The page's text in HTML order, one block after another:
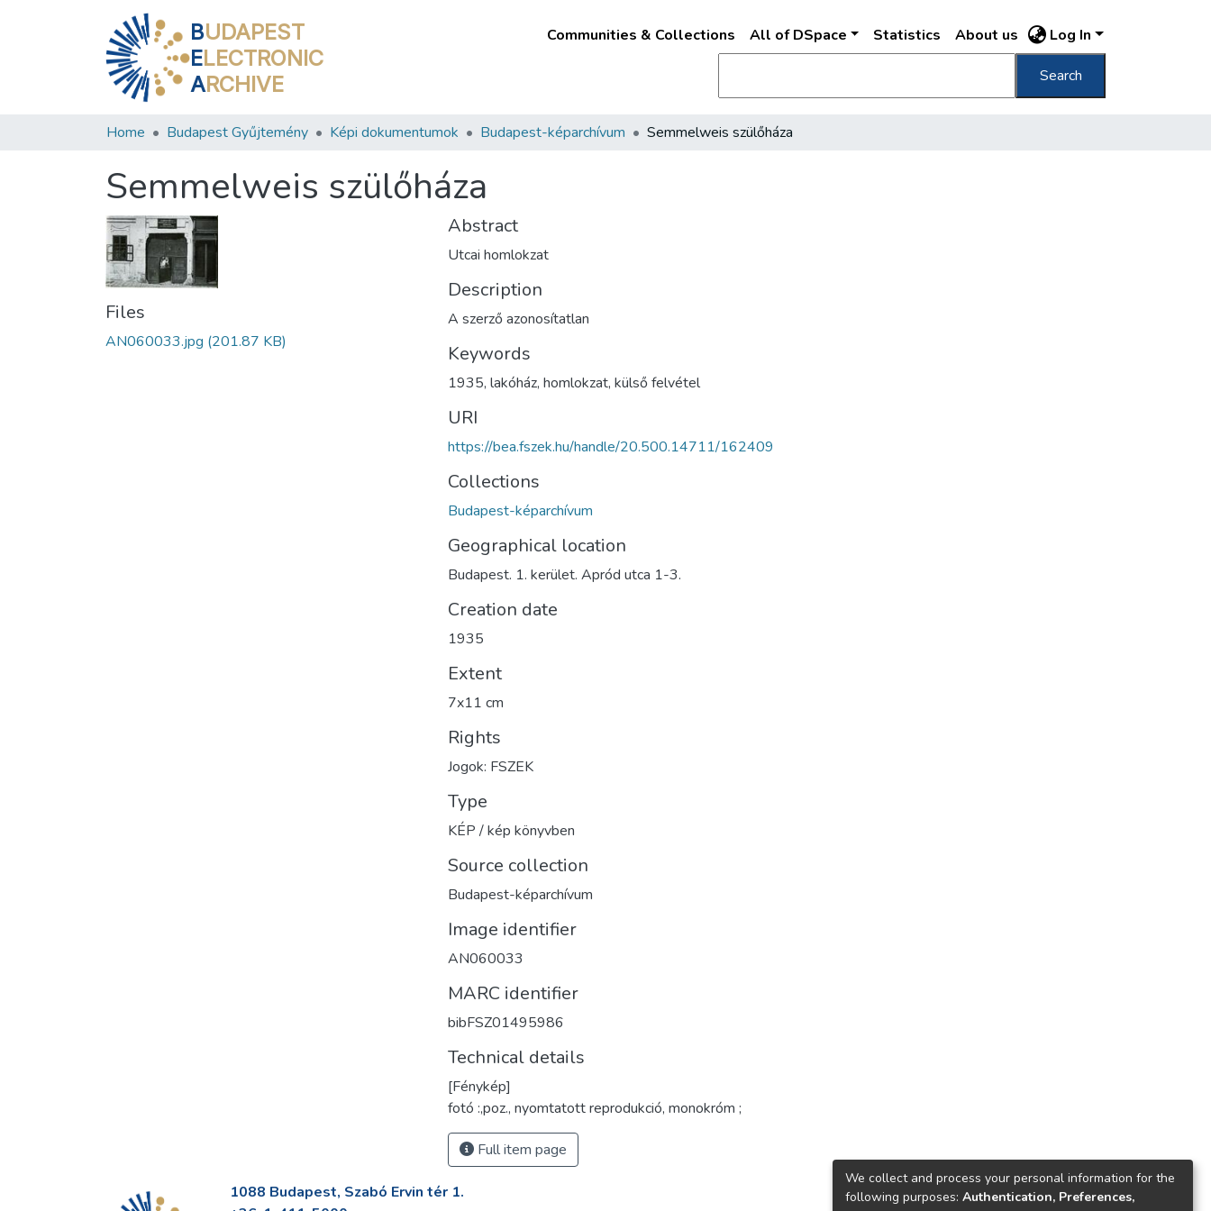
BUDAPEST
ELECTRONIC
ARCHIVE
Communities & Collections All of DSpace Statistics About us Log In
Search
Home Budapest Gyűjtemény Képi dokumentumok Budapest-képarchívum Semmelweis szülőháza
Semmelweis szülőháza
Files
AN060033.jpg (201.87 KB)
Abstract
Utcai homlokzat
Description
A szerző azonosítatlan
Keywords
1935, lakóház, homlokzat, külső felvétel
URI
https://bea.fszek.hu/handle/20.500.14711/162409
Collections
Budapest-képarchívum
Geographical location
Budapest. 1. kerület. Apród utca 1-3.
Creation date
1935
Extent
7x11 cm
Rights
Jogok: FSZEK
Type
KÉP / kép könyvben
Source collection
Budapest-képarchívum
Image identifier
AN060033
MARC identifier
bibFSZ01495986
Technical details
[Fénykép]
fotó :,poz., nyomtatott reprodukció, monokróm ;
Full item page
1088 Budapest, Szabó Ervin tér 1.
We collect and process your personal information for the
following purposes: Authentication, Preferences,